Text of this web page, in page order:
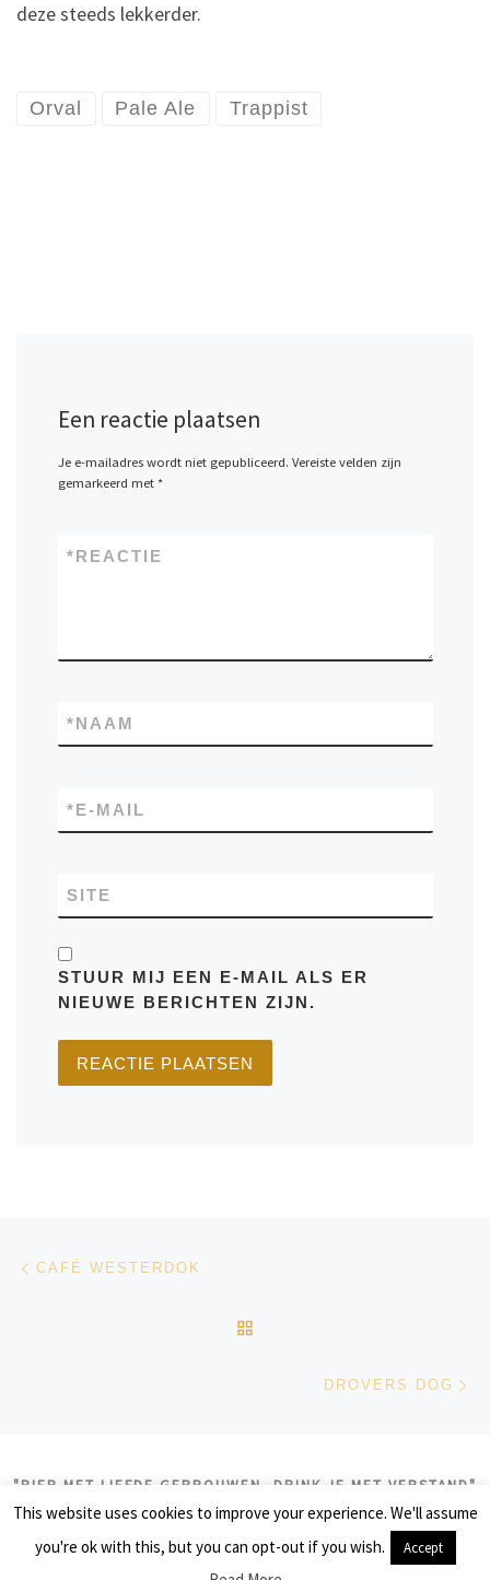
deze steeds lekkerder.
Orval Pale Ale Trappist
Een reactie plaatsen
Je e-mailadres wordt niet gepubliceerd. Vereiste velden zijn
gemarkeerd met *
REACTIE
*
NAAM
*
E-MAIL
*
SITE
STUUR MIJ EEN E-MAIL ALS ER
NIEUWE BERICHTEN ZIJN.
Bericht navigatie
CAFÉ WESTERDOK
DROVERS DOG
"BIER MET LIEFDE GEBROUWEN, DRINK JE MET VERSTAND"
© 2026biercolumns– Alle rechten voorbehouden
– Ontworpen met de Customizr thema
This website uses cookies to improve your experience. We'll assume
you're ok with this, but you can opt-out if you wish.
Accept